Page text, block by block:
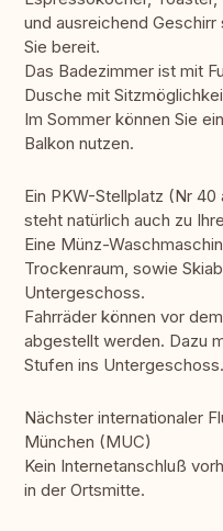
und ausreichend
Sie bereit.
Das Badezimmer ist mit
Dusche mit
Im Sommer können Sie
Balkon nutzen.
Ein PKW-Stellplatz (Nr
steht natürlich auch zu
Eine Münz-
Trockenraum, sowie
Untergeschoss.
Fahrräder können vor
abgestellt werden. Dazu
Stufen ins Untergeschoss.
Nächster internationaler
München (MUC)
Kein Internetanschluß
in der Ortsmitte.